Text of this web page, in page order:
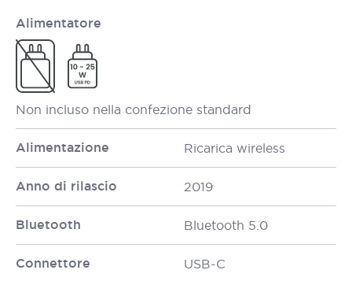
Alimentatore
Non incluso nella confezione standard
Alimentazione Ricarica wireless
Anno di rilascio 2019
Bluetooth Bluetooth 5.0
Connettore USB-C